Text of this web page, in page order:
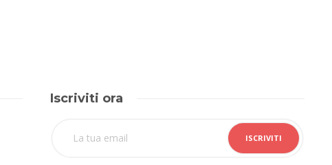
Iscriviti ora